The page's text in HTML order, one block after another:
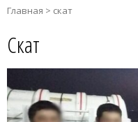
Главная > скат
Скат